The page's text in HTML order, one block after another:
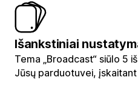
Išankstiniai
Tema „Broadcast“ siūlo 5
Jūsų parduotuvei, įskaitant